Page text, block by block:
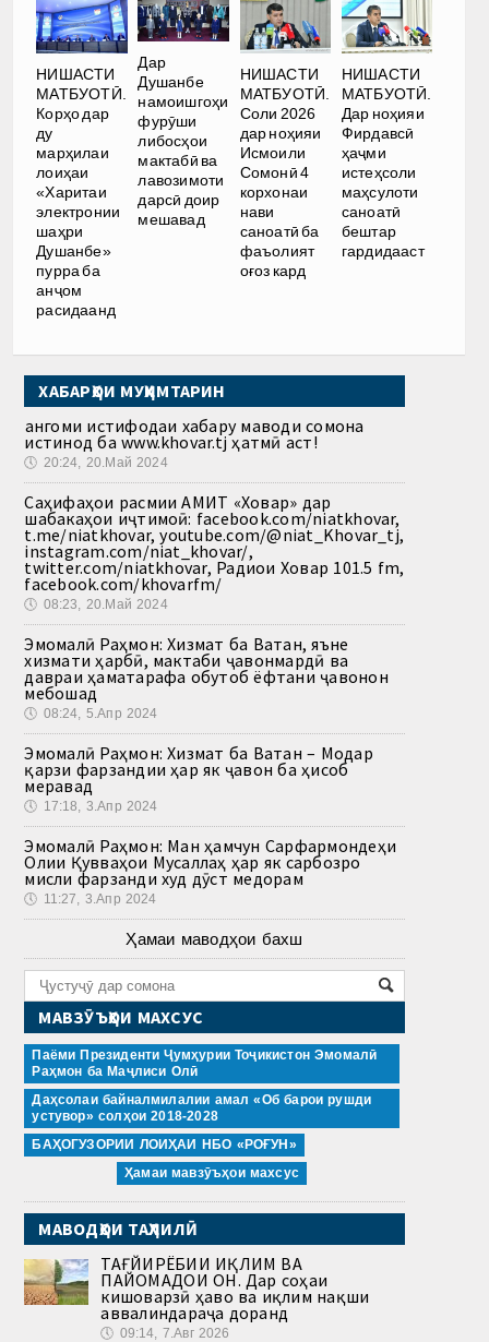
НИШАСТИ
МАТБУОТӢ.
Корҳо дар
ду
марҳилаи
лоиҳаи
«Харитаи
электронии
шаҳри
Душанбе»
пурра ба
анҷом
расидаанд
Дар
Душанбе
намоишгоҳи
фурӯши
либосҳои
мактабӣ ва
лавозимоти
дарсӣ доир
мешавад
НИШАСТИ
МАТБУОТӢ.
Соли 2026
дар ноҳияи
Исмоили
Сомонӣ 4
корхонаи
нави
саноатӣ ба
фаъолият
оғоз кард
НИШАСТИ
МАТБУОТӢ.
Дар ноҳияи
Фирдавсӣ
ҳаҷми
истеҳсоли
маҳсулоти
саноатӣ
бештар
гардидааст
ХАБАРҲОИ МУҲИМТАРИН
Ҳангоми истифодаи хабару маводи сомона
истинод ба www.khovar.tj ҳатмӣ аст!
🕔 20:24, 20.Май 2024
Саҳифаҳои расмии АМИТ «Ховар» дар
шабакаҳои иҷтимоӣ: facebook.com/niatkhovar,
t.me/niatkhovar, youtube.com/@niat_Khovar_tj,
instagram.com/niat_khovar/,
twitter.com/niatkhovar, Радиои Ховар 101.5 fm,
facebook.com/khovarfm/
🕔 08:23, 20.Май 2024
Эмомалӣ Раҳмон: Хизмат ба Ватан, яъне
хизмати ҳарбӣ, мактаби ҷавонмардӣ ва
давраи ҳаматарафа обутоб ёфтани ҷавонон
мебошад
🕔 08:24, 5.Апр 2024
Эмомалӣ Раҳмон: Хизмат ба Ватан – Модар
қарзи фарзандии ҳар як ҷавон ба ҳисоб
меравад
🕔 17:18, 3.Апр 2024
Эмомалӣ Раҳмон: Ман ҳамчун Сарфармондеҳи
Олии Қувваҳои Мусаллаҳ ҳар як сарбозро
мисли фарзанди худ дӯст медорам
🕔 11:27, 3.Апр 2024
Ҳамаи маводҳои бахш
МАВЗӮЪҲОИ МАХСУС
Паёми Президенти Ҷумҳурии Тоҷикистон Эмомалӣ
Раҳмон ба Маҷлиси Олӣ
Даҳсолаи байналмилалии амал «Об барои рушди
устувор» солҳои 2018-2028
БАҲОГУЗОРИИ ЛОИҲАИ НБО «РОҒУН»
Ҳамаи мавзӯъҳои махсус
МАВОДҲОИ ТАҲЛИЛӢ
ТАҒЙИРЁБИИ ИҚЛИМ ВА
ПАЙОМАДҲОИ ОН. Дар соҳаи
кишоварзӣ ҳаво ва иқлим нақши
аввалиндараҷа доранд
🕔 09:14, 7.Авг 2026